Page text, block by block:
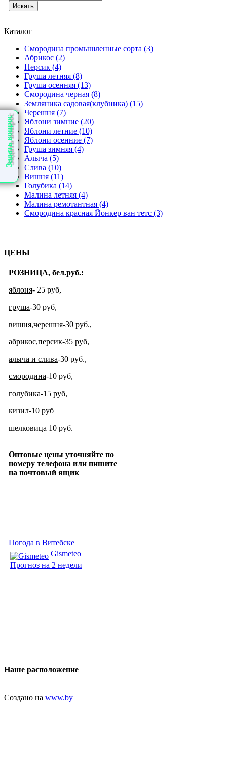
Каталог
Смородина промышленные сорта (3)
Абрикос (2)
Персик (4)
Груша летняя (8)
Груша осенняя (13)
Смородина черная (8)
Земляника садовая(клубника) (15)
Черешня (7)
Яблони зимние (20)
Яблони летние (10)
Яблони осенние (7)
Груша зимняя (4)
Алыча (5)
Слива (10)
Вишня (11)
Голубика (14)
Малина летняя (4)
Малина ремотантная (4)
Смородина красная Йонкер ван тетс (3)
ЦЕНЫ
РОЗНИЦА, бел.руб.:
яблоня- 25 руб,
груша-30 руб,
вишня,черешня-30 руб.,
абрикос,персик-35 руб,
алыча и слива-30 руб.,
смородина-10 руб,
голубика-15 руб,
кизил-10 руб
шелковица 10 руб.
Оптовые цены уточняйте по
номеру телефона или пишите
на почтовый ящик
Погода в Витебске
Gismeteo
Прогноз на 2 недели
Наше расположение
Создано на www.by
Задать вопрос